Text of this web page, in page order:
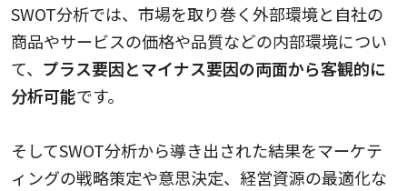
SWOT分析では、市場を取り巻く外部環境と自社の
商品やサービスの価格や品質などの内部環境につい
て、 プラス要因とマイナス要因の両面から客観的に
分析可能です。
そしてSWOT分析から導き出された結果をマーケテ
ィングの戦略策定や意思決定、経営資源の最適化な